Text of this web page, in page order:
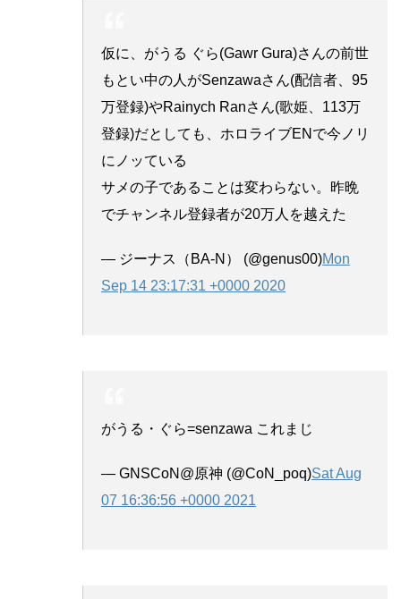
仮に、がうる ぐら(Gawr Gura)さんの前世
もとい中の人がSenzawaさん(配信者、95
万登録)やRainych Ranさん(歌姫、113万
登録)だとしても、ホロライブENで今ノリ
にノッている
サメの子であることは変わらない。昨晩
でチャンネル登録者が20万人を越えた
— ジーナス（BA-N） (@genus00)Mon
Sep 14 23:17:31 +0000 2020
がうる・ぐら=senzawa これまじ
— GNSCoN@原神 (@CoN_poq)Sat Aug
07 16:36:56 +0000 2021